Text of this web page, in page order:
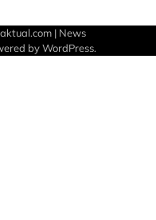
| News
byWordPress.